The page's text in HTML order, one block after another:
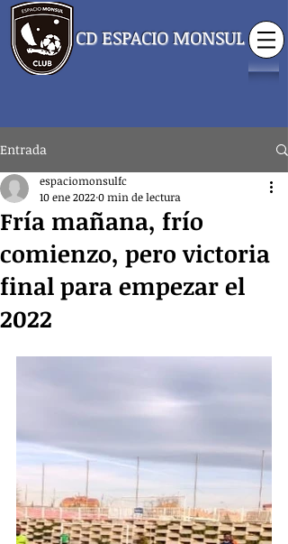
CD ESPACIO MONSUL
Entrada
Fría mañana, frío
comienzo, pero victoria
final para empezar el
2022
espaciomonsulfc
10 ene 20220 min de lectura